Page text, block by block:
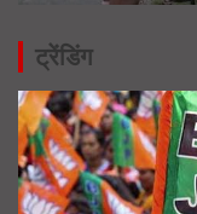
ट्रेंडिंग